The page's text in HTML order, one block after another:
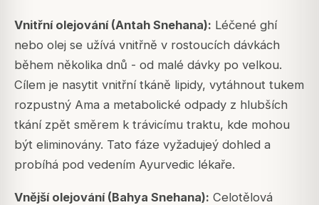
Vnitřní olejování (Antah Snehana): Léčené ghí
nebo olej se užívá vnitřně v rostoucích dávkách
během několika dnů - od malé dávky po velkou.
Cílem je nasytit vnitřní tkáně lipidy, vytáhnout tukem
rozpustný Ama a metabolické odpady z hlubších
tkání zpět směrem k trávicímu traktu, kde mohou
být eliminovány. Tato fáze vyžadujeý dohled a
probíhá pod vedením Ayurvedic lékaře.
Vnější olejování (Bahya Snehana): Celotělová